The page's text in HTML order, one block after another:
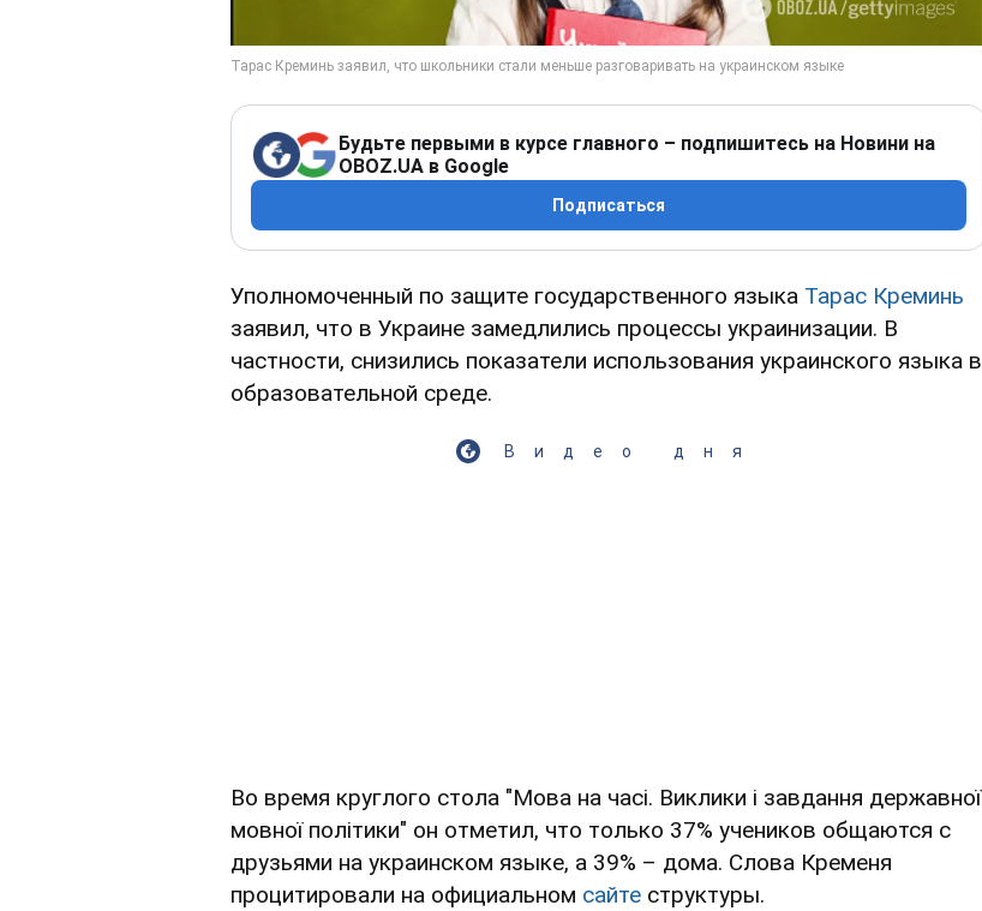
Будьте первыми в курсе главного – подпишитесь на Новини на
OBOZ.UA в Google
Подписаться
Уполномоченный по защите государственного языка Тарас Креминь
заявил, что в Украине замедлились процессы украинизации. В
частности, снизились показатели использования украинского языка в
образовательной среде.
Видео дня
Во время круглого стола "Мова на часі. Виклики і завдання державної
мовної політики" он отметил, что только 37% учеников общаются с
друзьями на украинском языке, а 39% – дома. Слова Кременя
процитировали на официальном сайте структуры.